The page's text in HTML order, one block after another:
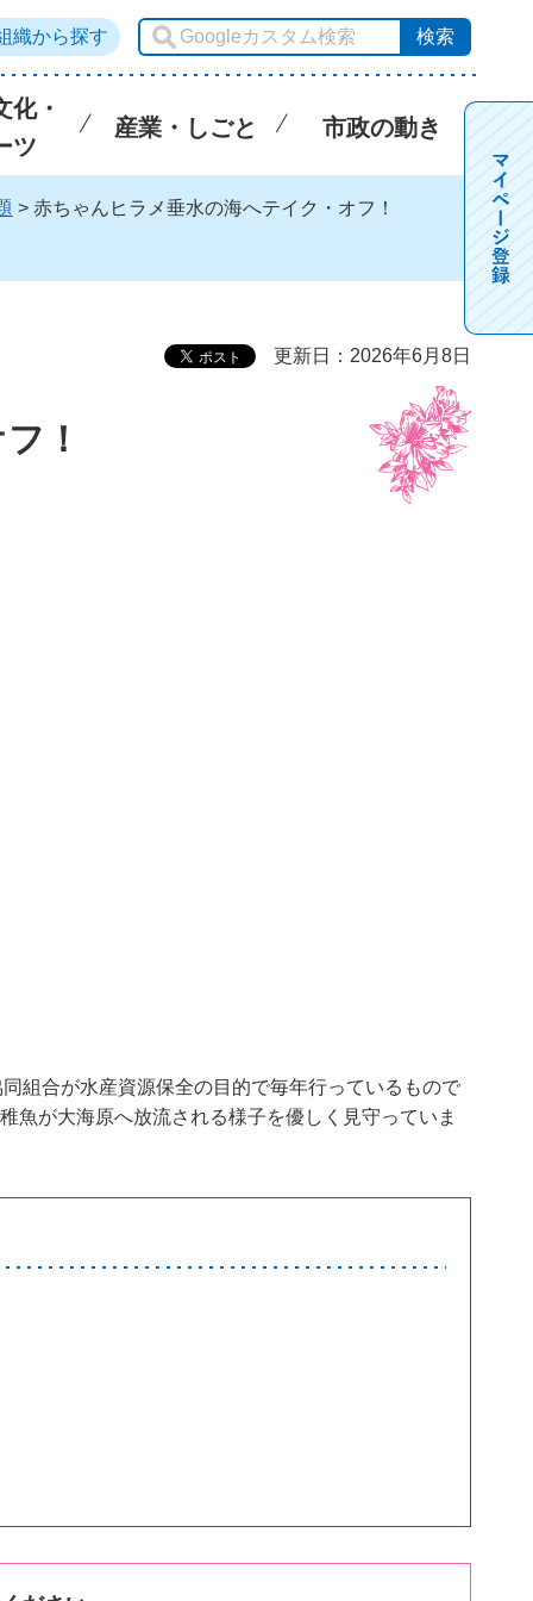
織から探す
化・
ツ
産業・しごと 市政の動き
> 赤ちゃんヒラメ垂水の海へテイク・オフ！
更新日：2026年6月8日
！
組合が水産資源保全の目的で毎年行っているもので
魚が大海原へ放流される様子を優しく見守っていま